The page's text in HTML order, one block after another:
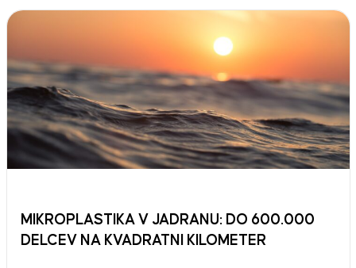
MIKROPLASTIKA V JADRANU: DO 600.000
DELCEV NA KVADRATNI KILOMETER